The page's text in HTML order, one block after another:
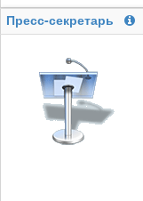
Пресс-секретарь